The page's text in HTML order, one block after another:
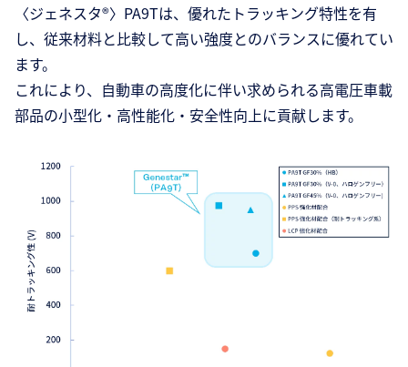
〈ジェネスタ®〉PA9Tは、優れたトラッキング特性を有
し、従来材料と比較して高い強度とのバランスに優れてい
ます。
これにより、自動車の高度化に伴い求められる高電圧車載
部品の小型化・高性能化・安全性向上に貢献します。